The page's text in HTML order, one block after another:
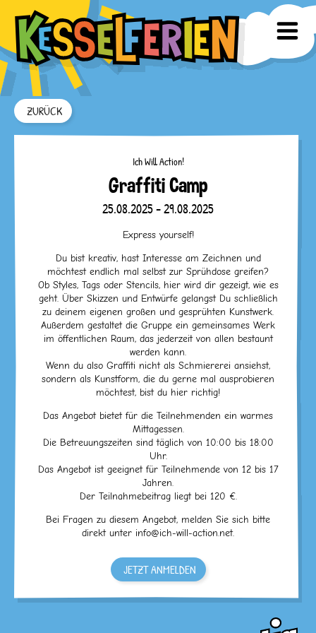
ZURÜCK
Ich Will Action!
Graffiti Camp
25.08.2025 - 29.08.2025
Express yourself!
Du bist kreativ, hast Interesse am Zeichnen und
möchtest endlich mal selbst zur Sprühdose greifen?
Ob Styles, Tags oder Stencils, hier wird dir gezeigt, wie es
geht. Über Skizzen und Entwürfe gelangst Du schließlich
zu deinem eigenen großen und gesprühten Kunstwerk.
Außerdem gestaltet die Gruppe ein gemeinsames Werk
im öffentlichen Raum, das jederzeit von allen bestaunt
werden kann.
Wenn du also Graffiti nicht als Schmiererei ansiehst,
sondern als Kunstform, die du gerne mal ausprobieren
möchtest, bist du hier richtig!
Das Angebot bietet für die Teilnehmenden ein warmes
Mittagessen.
Die Betreuungszeiten sind täglich von 10:00 bis 18:00
Uhr.
Das Angebot ist geeignet für Teilnehmende von 12 bis 17
Jahren.
Der Teilnahmebeitrag liegt bei 120 €.
Bei Fragen zu diesem Angebot, melden Sie sich bitte
direkt unter info@ich-will-action.net.
JETZT ANMELDEN